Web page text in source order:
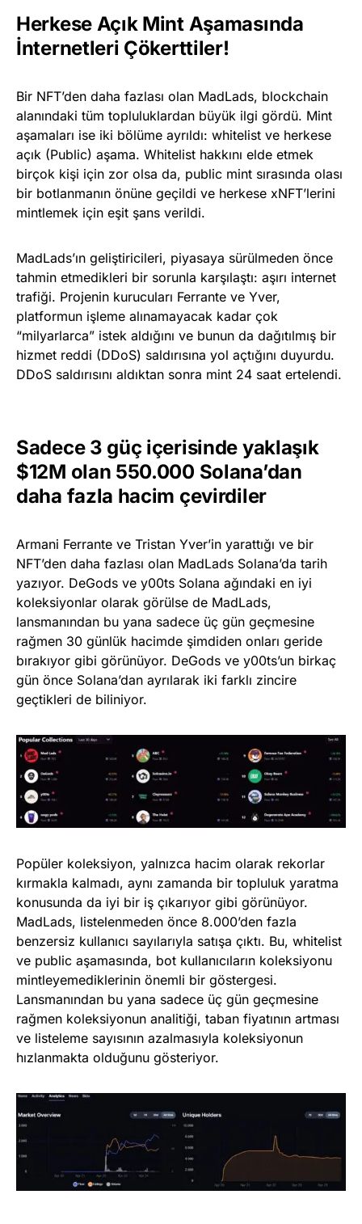
Herkese Açık Mint Aşamasında
İnternetleri Çökerttiler!
Bir NFT’den daha fazlası olan MadLads, blockchain
alanındaki tüm topluluklardan büyük ilgi gördü. Mint
aşamaları ise iki bölüme ayrıldı: whitelist ve herkese
açık (Public) aşama. Whitelist hakkını elde etmek
birçok kişi için zor olsa da, public mint sırasında olası
bir botlanmanın önüne geçildi ve herkese xNFT’lerini
mintlemek için eşit şans verildi.
MadLads’ın geliştiricileri, piyasaya sürülmeden önce
tahmin etmedikleri bir sorunla karşılaştı: aşırı internet
trafiği. Projenin kurucuları Ferrante ve Yver,
platformun işleme alınamayacak kadar çok
“milyarlarca” istek aldığını ve bunun da dağıtılmış bir
hizmet reddi (DDoS) saldırısına yol açtığını duyurdu.
DDoS saldırısını aldıktan sonra mint 24 saat ertelendi.
Sadece 3 güç içerisinde yaklaşık
$12M olan 550.000 Solana’dan
daha fazla hacim çevirdiler
Armani Ferrante ve Tristan Yver’in yarattığı ve bir
NFT’den daha fazlası olan MadLads Solana’da tarih
yazıyor. DeGods ve y00ts Solana ağındaki en iyi
koleksiyonlar olarak görülse de MadLads,
lansmanından bu yana sadece üç gün geçmesine
rağmen 30 günlük hacimde şimdiden onları geride
bırakıyor gibi görünüyor. DeGods ve y00ts’un birkaç
gün önce Solana’dan ayrılarak iki farklı zincire
geçtikleri de biliniyor.
Popüler koleksiyon, yalnızca hacim olarak rekorlar
kırmakla kalmadı, aynı zamanda bir topluluk yaratma
konusunda da iyi bir iş çıkarıyor gibi görünüyor.
MadLads, listelenmeden önce 8.000’den fazla
benzersiz kullanıcı sayılarıyla satışa çıktı. Bu, whitelist
ve public aşamasında, bot kullanıcıların koleksiyonu
mintleyemediklerinin önemli bir göstergesi.
Lansmanından bu yana sadece üç gün geçmesine
rağmen koleksiyonun analitiği, taban fiyatının artması
ve listeleme sayısının azalmasıyla koleksiyonun
hızlanmakta olduğunu gösteriyor.